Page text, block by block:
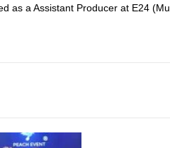
as a Assistant Producer at E24